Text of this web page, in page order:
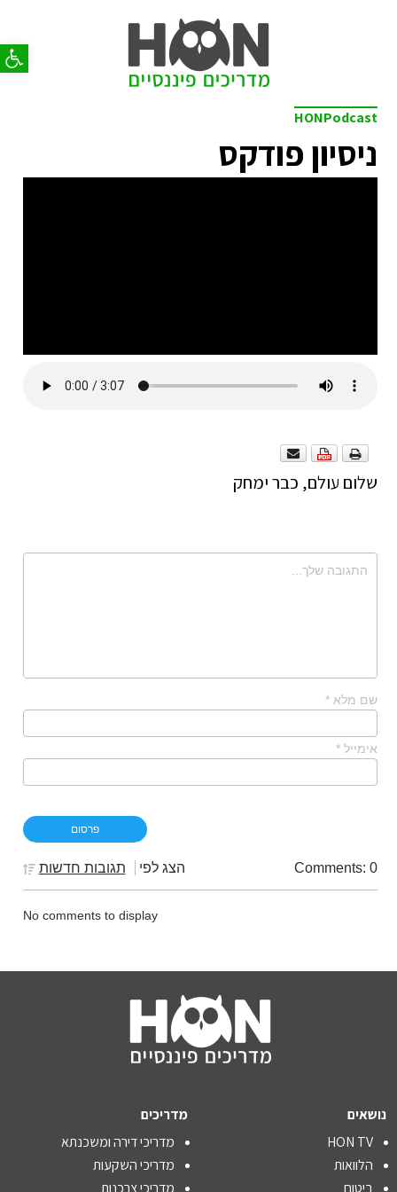
פתח
HONPodcast
ניסיון פודקס
שלום עולם, כבר ימחק
שם מלא *
אימייל *
Comments: 0 הצג לפי תגובות חדשות
No comments to display
נושאים
HON TV
הלוואות
ביטוח
מדריכים
מדריכי דירה ומשכנתא
מדריכי השקעות
מדריכי צרכנות